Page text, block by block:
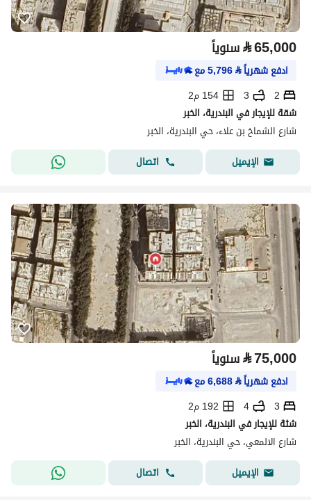
⃁65,000 سنوياً
ادفع شهرياً⃁
5,796مع
2
3
154 م2
شقة للإيجار في البندرية، الخبر
شارع الشماخ بن علاء، حي البندرية، الخبر
الإيميل
اتصال
⃁75,000 سنوياً
ادفع شهرياً⃁
6,688مع
3
4
192 م2
شثة للإيجار في البندرية، الخبر
شارع الالمعي، حي البندرية، الخبر
الإيميل
اتصال